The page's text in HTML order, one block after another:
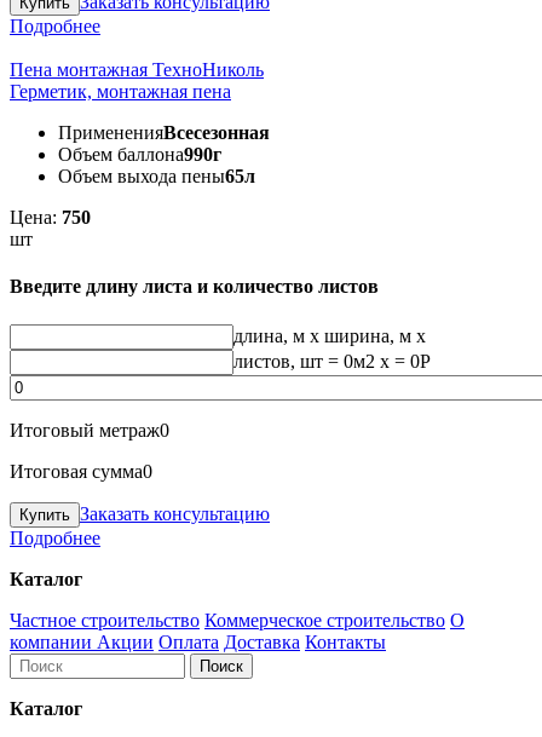
Подробнее
Пена монтажная ТехноНиколь
Герметик, монтажная пена
ПримененияВсесезонная
Объем баллона990г
Объем выхода пены65л
Цена: 750
шт
Введите длину листа и количество листов
длина, м x ширина, м x
листов, шт = 0м2 x = 0Р
Итоговый метраж0
Итоговая сумма0
Заказать консультацию
Подробнее
Каталог
Частное строительство Коммерческое строительство О
компании Акции Оплата Доставка Контакты
Каталог